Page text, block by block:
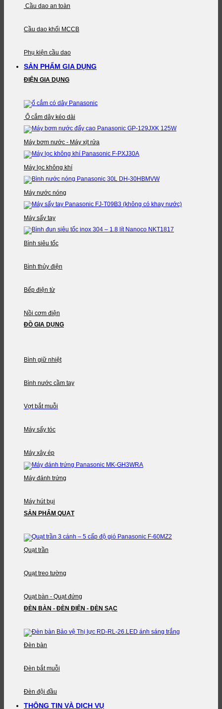
Cầu dao an toàn
Cầu dao khối MCCB
Phụ kiện cầu dao
SẢN PHẨM GIA DỤNG
ĐIỆN GIA DỤNG
Ổ cắm dây kéo dài
Máy bơm nước - Máy xịt rửa
Máy lọc không khí
Máy nước nóng
Máy sấy tay
Bình siêu tốc
Bình thủy điện
Bếp điện từ
Nồi cơm điện
ĐỒ GIA DỤNG
Bình giữ nhiệt
Bình nước cầm tay
Vợt bắt muỗi
Máy sấy tóc
Máy xây ép
Máy đánh trứng
Máy hút bụi
SẢN PHẨM QUẠT
Quạt trần
Quạt treo tường
Quạt bàn - Quạt đứng
ĐÈN BÀN - ĐÈN ĐIỆN - ĐÈN SẠC
Đèn bàn
Đèn bắt muỗi
Đèn đội đầu
THÔNG TIN VÀ DỊCH VỤ